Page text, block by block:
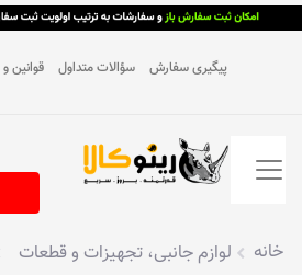
پیگیری سفارش سؤالات متداول قوانین
خانه لوازم جانبی، تجهیزات و قطعات